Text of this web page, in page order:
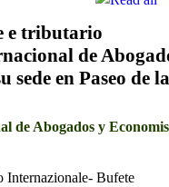
e tributario
de
en Paseo de la
de Abogados y
Internazionale- Bufete